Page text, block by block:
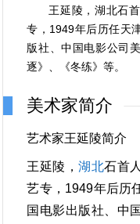
王延陵，湖北石
专，1949年后历任天
版社、中国电影公司
逐》、《冬练》等。
美术家简介
艺术家王延陵简介
王延陵，湖北石首
艺专，1949年后历
国电影出版社、中